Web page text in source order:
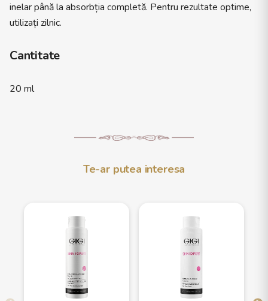
inelar până la absorbția completă. Pentru rezultate optime,
utilizați zilnic.
Cantitate
20 ml
Te-ar putea interesa